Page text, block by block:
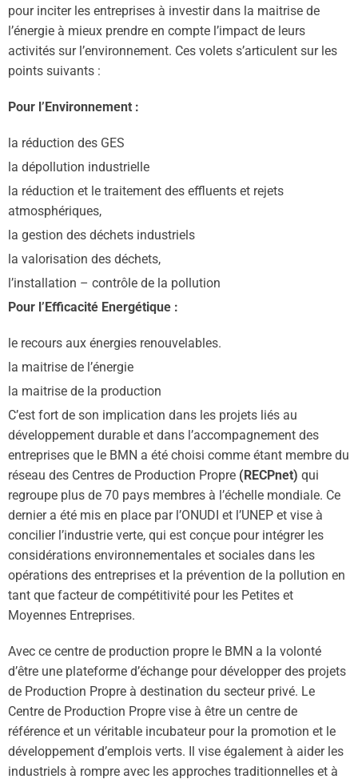
pour inciter les entreprises à investir dans la maitrise de
l’énergie à mieux prendre en compte l’impact de leurs
activités sur l’environnement. Ces volets s’articulent sur les
points suivants :
Pour l’Environnement :
la réduction des GES
la dépollution industrielle
la réduction et le traitement des effluents et rejets
atmosphériques,
la gestion des déchets industriels
la valorisation des déchets,
l’installation – contrôle de la pollution
Pour l’Efficacité Energétique :
le recours aux énergies renouvelables.
la maitrise de l’énergie
la maitrise de la production
C’est fort de son implication dans les projets liés au
développement durable et dans l’accompagnement des
entreprises que le BMN a été choisi comme étant membre du
réseau des Centres de Production Propre (RECPnet) qui
regroupe plus de 70 pays membres à l’échelle mondiale. Ce
dernier a été mis en place par l’ONUDI et l’UNEP et vise à
concilier l’industrie verte, qui est conçue pour intégrer les
considérations environnementales et sociales dans les
opérations des entreprises et la prévention de la pollution en
tant que facteur de compétitivité pour les Petites et
Moyennes Entreprises.
Avec ce centre de production propre le BMN a la volonté
d’être une plateforme d’échange pour développer des projets
de Production Propre à destination du secteur privé. Le
Centre de Production Propre vise à être un centre de
référence et un véritable incubateur pour la promotion et le
développement d’emplois verts. Il vise également à aider les
industriels à rompre avec les approches traditionnelles et à